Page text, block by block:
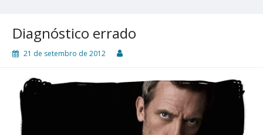
Diagnóstico errado
21 de setembro de 2012